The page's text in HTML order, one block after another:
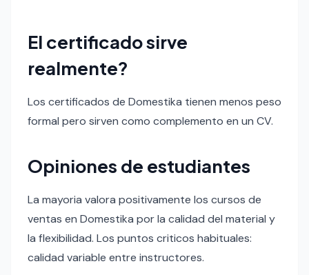
El certificado sirve
realmente?
Los certificados de Domestika tienen menos peso
formal pero sirven como complemento en un CV.
Opiniones de estudiantes
La mayoria valora positivamente los cursos de
ventas en Domestika por la calidad del material y
la flexibilidad. Los puntos criticos habituales:
calidad variable entre instructores.